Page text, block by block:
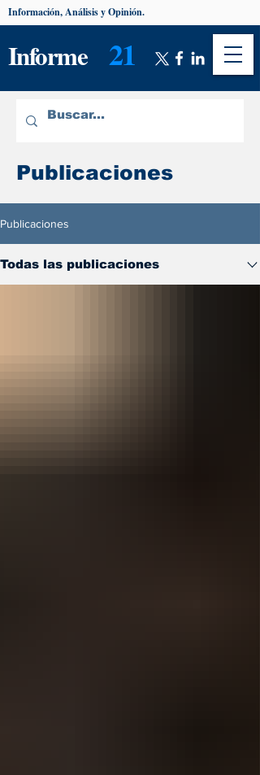
Informe 21
Información, Análisis y Opinión.
Publicaciones
Publicaciones
Todas las publicaciones